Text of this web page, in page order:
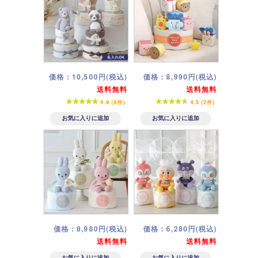
価格：10,500円(税込)
送料無料
4.9 (8件)
価格：8,990円(税込)
送料無料
4.5 (2件)
価格：8,980円(税込)
送料無料
価格：6,280円(税込)
送料無料